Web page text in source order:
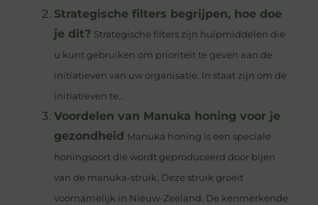
Strategische filters begrijpen, hoe doe
je dit? Strategische filters zijn hulpmiddelen die
u kunt gebruiken om prioriteit te geven aan de
initiatieven van uw organisatie. In staat zijn om de
initiatieven te...
Voordelen van Manuka honing voor je
gezondheid Manuka honing is een speciale
honingsoort die wordt geproduceerd door bijen
van de manuka-struik. Deze struik groeit
voornamelijk in Nieuw-Zeeland. De kenmerkende